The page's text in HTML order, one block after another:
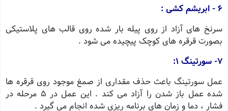
6 - ابریشم کشی :
سرنخ های آزاد از روی پیله بار شده روی قالب های پلاستیکی
بصورت قرقره های کوچک پیچیده می شود .
7- سورتینگ 1:
عمل سورتینگ باعث حذف مقداری از صمغ موجود روی قرقره ها
شده عمل باز شدن را آزاد می کند . این عمل در 5 مرحله در
فشار ، دما و زمان های برنامه ریزی شده انجام می گیرد .